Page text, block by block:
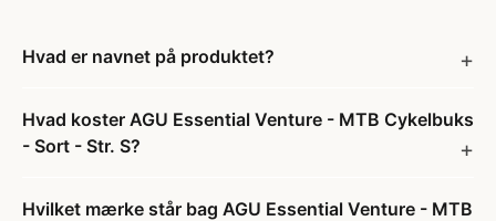
Hvad er navnet på produktet?
Hvad koster AGU Essential Venture - MTB Cykelbuks
- Sort - Str. S?
Hvilket mærke står bag AGU Essential Venture - MTB